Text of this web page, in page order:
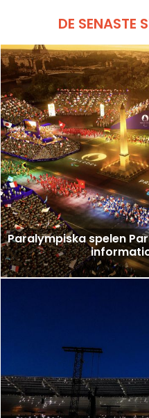
DE SENASTE
Paralympiska spelen